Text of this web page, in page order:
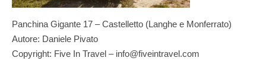
Panchina Gigante 17 – Castelletto (Langhe e Monferrato)
Autore: Daniele Pivato
Copyright: Five In Travel – info@fiveintravel.com